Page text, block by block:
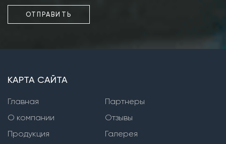
Насосы серии PD
Насосы серии WQ
Фекальные насосы сухой установки
Насосы серии СМ
Вертикальные многоступенчатые насосы
ОТПРАВИТЬ
КАРТА САЙТА
Главная
О компании
Продукция
Партнеры
Отзывы
Галерея